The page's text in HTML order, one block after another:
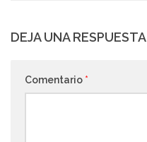
DEJA UNA RESPUESTA
Comentario *